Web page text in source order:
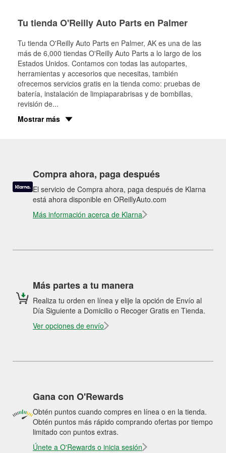
Tu tienda O'Reilly Auto Parts en Palmer
Tu tienda O'Reilly Auto Parts en Palmer, AK es una de las
más de 6,000 tiendas O'Reilly Auto Parts a lo largo de los
Estados Unidos. Contamos con todas las autopartes,
herramientas y accesorios que necesitas, también
ofrecemos servicios gratis en la tienda como: pruebas de
batería, instalación de limpiaparabrisas y de bombillas,
revisión de...
Mostrar más
Compra ahora, paga después
El servicio de Compra ahora, paga después de Klarna
está ahora disponible en OReillyAuto.com
Más información acerca de Klarna
Más partes a tu manera
Realiza tu orden en línea y elije la opción de Envío al
Día Siguiente a Domicilio o Recoger Gratis en Tienda.
Ver opciones de envío
Gana con O'Rewards
Obtén puntos cuando compres en línea o en la tienda.
Obtén puntos más rápido comprando ofertas por tiempo
limitado con puntos extras.
Únete a O'Rewards o inicia sesión